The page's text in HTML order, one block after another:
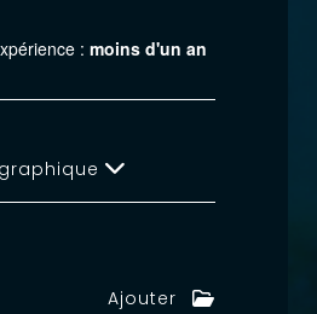
: moins d'un an
Ajouter